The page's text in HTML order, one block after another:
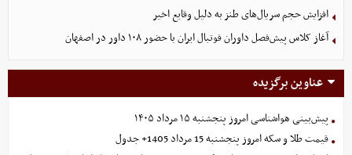
افزایش حجم سریال‌های طنز به دلیل وقایع اخیر
آغاز کلاس پیش‌فصل داوران فوتبال ایران با حضور ۱۰۸ داور در اصفهان
عناوین برگزیده
پیش‌بینی هواشناسی امروز پنجشنبه ۱۵ مرداد ۱۴۰۵
قیمت طلا و سکه امروز پنجشنبه 15 مرداد 1405+ جدول